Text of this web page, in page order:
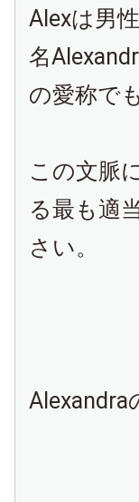
Alexは男
名
の愛称で
この文脈
る最も適
さい。
Alexandra